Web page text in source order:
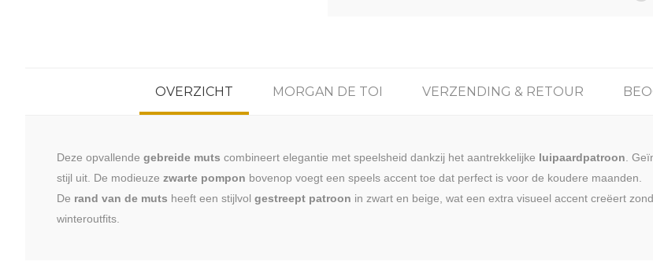
OVERZICHT MORGAN DE TOI VERZENDING & RETOUR
Deze opvallende gebreide muts combineert elegantie met speelsheid dankzij het aantrekkelijke luipaardpatroon.
stijl uit. De modieuze zwarte pompon bovenop voegt een speels accent toe dat perfect is voor de koudere maanden.
De rand van de muts heeft een stijlvol gestreept patroon in zwart en beige, wat een extra visueel accent creëert
winteroutfits.